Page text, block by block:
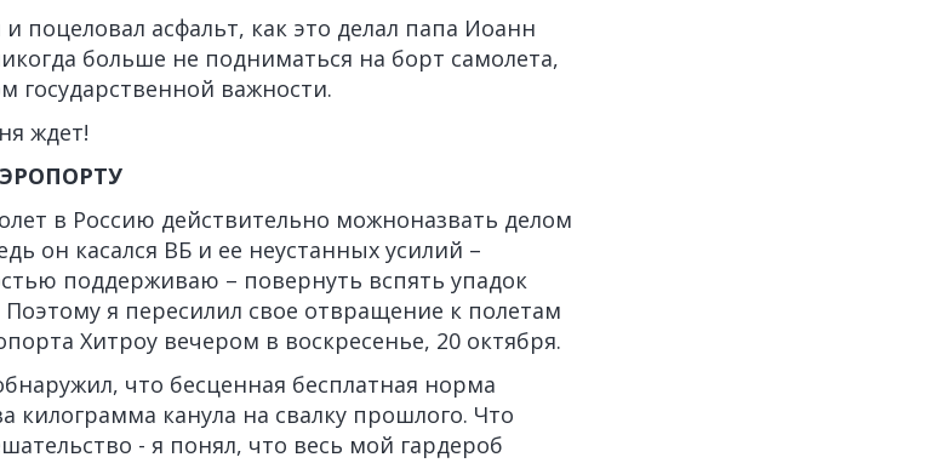
поцеловал асфальт, как это делал папа Иоанн
больше не подниматься на борт самолета,
государственной важности.
ждет!
в Россию действительно можноназвать делом
он касался ВБ и ее неустанных усилий –
поддерживаю – повернуть вспять упадок
я пересилил свое отвращение к полетам
Хитроу вечером в воскресенье, 20 октября.
что бесценная бесплатная норма
килограмма канула на свалку прошлого. Что
- я понял, что весь мой гардероб